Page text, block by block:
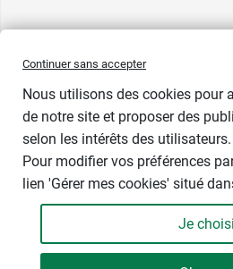
Continuer sans accepter
Nous utilisons des cookies pour
de notre site et proposer des
selon les intérêts des utilisateurs.
Pour modifier vos préférences
lien 'Gérer mes cookies' situé
Je